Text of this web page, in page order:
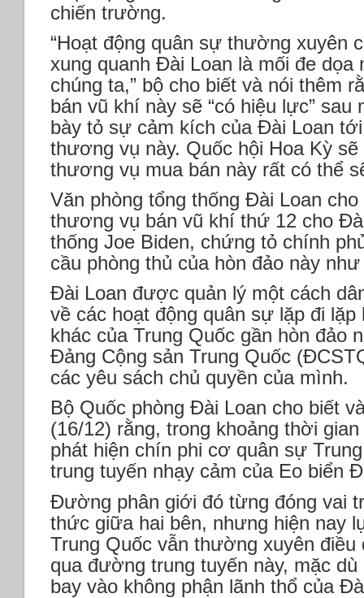
chiến trường.
“Hoạt động quân sự thường xuyên
xung quanh Đài Loan là mối đe dọa
chúng ta,” bộ cho biết và nói thêm
bán vũ khí này sẽ “có hiệu lực”
bày tỏ sự cảm kích của Đài Loan
thương vụ này. Quốc hội Hoa Kỳ
thương vụ mua bán này rất có thể
Văn phòng tổng thống Đài Loan
thương vụ bán vũ khí thứ 12 cho
thống Joe Biden, chứng tỏ chính
cầu phòng thủ của hòn đảo này
Đài Loan được quản lý một cách
về các hoạt động quân sự lặp đi lặp
khác của Trung Quốc gần hòn đảo
Đảng Cộng sản Trung Quốc
các yêu sách chủ quyền của mình.
Bộ Quốc phòng Đài Loan cho biết
(16/12) rằng, trong khoảng thời
phát hiện chín phi cơ quân sự
trung tuyến nhạy cảm của Eo biển
Đường phân giới đó từng đóng vai
thức giữa hai bên, nhưng hiện nay
Trung Quốc vẫn thường xuyên
qua đường trung tuyến này, mặc
bay vào không phận lãnh thổ của